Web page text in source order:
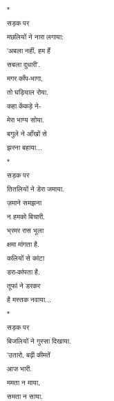
*
सड़क पर
मछलियों ने नारा लगाया:
'अबला नहीं, हम हैं
सबला दुधारी'.
मगर काँप-भागा,
तो घड़ियाल रोया.
कहा केंकड़े ने-
मेरा भाग्य सोया.
बगुले ने आँखों से
झरना बहाया...
*
सड़क पर
तितलियों ने डेरा जमाया.
ज़माने समझना
न हमको बिचारी.
भ्रमर रास भूला
क्षमा मांगता है.
कलियों से कांटा
डरा-कांपता है.
तूफां ने डरकर
है मस्तक नवाया...
*
सड़क पर
बिजलियों ने गुस्सा दिखाया.
'उतारो, बढ़ी कीमतें
आज भारी.
ममता न माया,
समता न साया.